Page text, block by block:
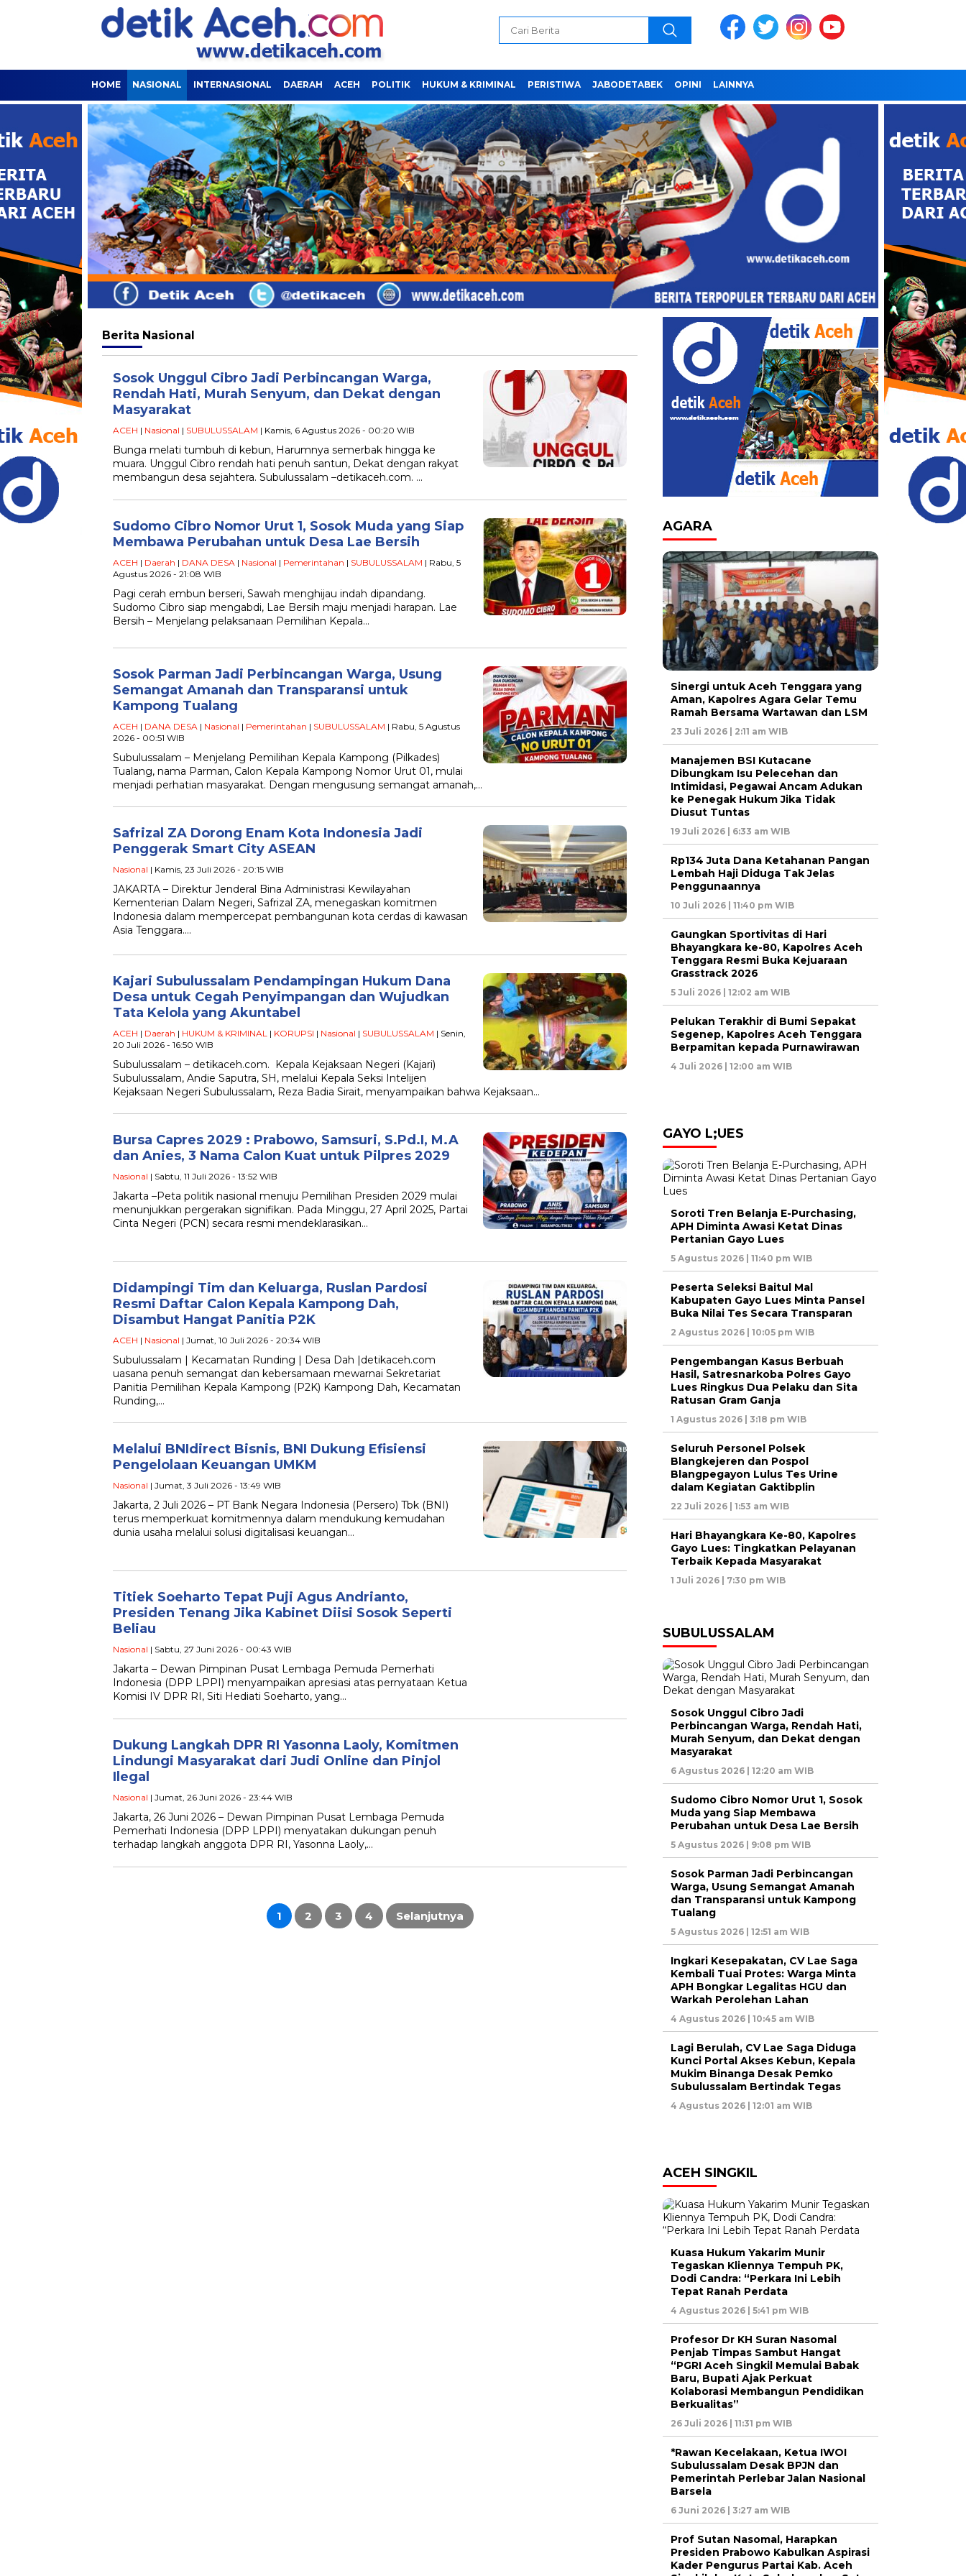
HOME NASIONAL INTERNASIONAL DAERAH ACEH POLITIK HUKUM & KRIMINAL PERISTIWA JABODETABEK OPINI LAINNYA
Berita Nasional
Sosok Unggul Cibro Jadi Perbincangan Warga,
Rendah Hati, Murah Senyum, dan Dekat dengan
Masyarakat
ACEH | Nasional | SUBULUSSALAM | Kamis, 6 Agustus 2026 - 00:20 WIB
Bunga melati tumbuh di kebun, Harumnya semerbak hingga ke
muara. Unggul Cibro rendah hati penuh santun, Dekat dengan rakyat
membangun desa sejahtera. Subulussalam –detikaceh.com. …
Sudomo Cibro Nomor Urut 1, Sosok Muda yang Siap
Membawa Perubahan untuk Desa Lae Bersih
ACEH | Daerah | DANA DESA | Nasional | Pemerintahan | SUBULUSSALAM | Rabu, 5
Agustus 2026 - 21:08 WIB
Pagi cerah embun berseri, Sawah menghijau indah dipandang.
Sudomo Cibro siap mengabdi, Lae Bersih maju menjadi harapan. Lae
Bersih – Menjelang pelaksanaan Pemilihan Kepala…
Sosok Parman Jadi Perbincangan Warga, Usung
Semangat Amanah dan Transparansi untuk
Kampong Tualang
ACEH | DANA DESA | Nasional | Pemerintahan | SUBULUSSALAM | Rabu, 5 Agustus
2026 - 00:51 WIB
Subulussalam – Menjelang Pemilihan Kepala Kampong (Pilkades)
Tualang, nama Parman, Calon Kepala Kampong Nomor Urut 01, mulai
menjadi perhatian masyarakat. Dengan mengusung semangat amanah,…
Safrizal ZA Dorong Enam Kota Indonesia Jadi
Penggerak Smart City ASEAN
Nasional | Kamis, 23 Juli 2026 - 20:15 WIB
JAKARTA – Direktur Jenderal Bina Administrasi Kewilayahan
Kementerian Dalam Negeri, Safrizal ZA, menegaskan komitmen
Indonesia dalam mempercepat pembangunan kota cerdas di kawasan
Asia Tenggara….
Kajari Subulussalam Pendampingan Hukum Dana
Desa untuk Cegah Penyimpangan dan Wujudkan
Tata Kelola yang Akuntabel
ACEH | Daerah | HUKUM & KRIMINAL | KORUPSI | Nasional | SUBULUSSALAM | Senin,
20 Juli 2026 - 16:50 WIB
Subulussalam – detikaceh.com. Kepala Kejaksaan Negeri (Kajari)
Subulussalam, Andie Saputra, SH, melalui Kepala Seksi Intelijen
Kejaksaan Negeri Subulussalam, Reza Badia Sirait, menyampaikan bahwa Kejaksaan…
Bursa Capres 2029 : Prabowo, Samsuri, S.Pd.I, M.A
dan Anies, 3 Nama Calon Kuat untuk Pilpres 2029
Nasional | Sabtu, 11 Juli 2026 - 13:52 WIB
Jakarta –Peta politik nasional menuju Pemilihan Presiden 2029 mulai
menunjukkan pergerakan signifikan. Pada Minggu, 27 April 2025, Partai
Cinta Negeri (PCN) secara resmi mendeklarasikan…
Didampingi Tim dan Keluarga, Ruslan Pardosi
Resmi Daftar Calon Kepala Kampong Dah,
Disambut Hangat Panitia P2K
ACEH | Nasional | Jumat, 10 Juli 2026 - 20:34 WIB
Subulussalam | Kecamatan Runding | Desa Dah |detikaceh.com
uasana penuh semangat dan kebersamaan mewarnai Sekretariat
Panitia Pemilihan Kepala Kampong (P2K) Kampong Dah, Kecamatan
Runding,…
Melalui BNIdirect Bisnis, BNI Dukung Efisiensi
Pengelolaan Keuangan UMKM
Nasional | Jumat, 3 Juli 2026 - 13:49 WIB
Jakarta, 2 Juli 2026 – PT Bank Negara Indonesia (Persero) Tbk (BNI)
terus memperkuat komitmennya dalam mendukung kemudahan
dunia usaha melalui solusi digitalisasi keuangan…
Titiek Soeharto Tepat Puji Agus Andrianto,
Presiden Tenang Jika Kabinet Diisi Sosok Seperti
Beliau
Nasional | Sabtu, 27 Juni 2026 - 00:43 WIB
Jakarta – Dewan Pimpinan Pusat Lembaga Pemuda Pemerhati
Indonesia (DPP LPPI) menyampaikan apresiasi atas pernyataan Ketua
Komisi IV DPR RI, Siti Hediati Soeharto, yang…
Dukung Langkah DPR RI Yasonna Laoly, Komitmen
Lindungi Masyarakat dari Judi Online dan Pinjol
Ilegal
Nasional | Jumat, 26 Juni 2026 - 23:44 WIB
Jakarta, 26 Juni 2026 – Dewan Pimpinan Pusat Lembaga Pemuda
Pemerhati Indonesia (DPP LPPI) menyatakan dukungan penuh
terhadap langkah anggota DPR RI, Yasonna Laoly,…
1 2 3 4 Selanjutnya
AGARA
Sinergi untuk Aceh Tenggara yang
Aman, Kapolres Agara Gelar Temu
Ramah Bersama Wartawan dan LSM
23 Juli 2026 | 2:11 am WIB
Manajemen BSI Kutacane
Dibungkam Isu Pelecehan dan
Intimidasi, Pegawai Ancam Adukan
ke Penegak Hukum Jika Tidak
Diusut Tuntas
19 Juli 2026 | 6:33 am WIB
Rp134 Juta Dana Ketahanan Pangan
Lembah Haji Diduga Tak Jelas
Penggunaannya
10 Juli 2026 | 11:40 pm WIB
Gaungkan Sportivitas di Hari
Bhayangkara ke-80, Kapolres Aceh
Tenggara Resmi Buka Kejuaraan
Grasstrack 2026
5 Juli 2026 | 12:02 am WIB
Pelukan Terakhir di Bumi Sepakat
Segenep, Kapolres Aceh Tenggara
Berpamitan kepada Purnawirawan
4 Juli 2026 | 12:00 am WIB
GAYO L;UES
Soroti Tren Belanja E-Purchasing,
APH Diminta Awasi Ketat Dinas
Pertanian Gayo Lues
5 Agustus 2026 | 11:40 pm WIB
Peserta Seleksi Baitul Mal
Kabupaten Gayo Lues Minta Pansel
Buka Nilai Tes Secara Transparan
2 Agustus 2026 | 10:05 pm WIB
Pengembangan Kasus Berbuah
Hasil, Satresnarkoba Polres Gayo
Lues Ringkus Dua Pelaku dan Sita
Ratusan Gram Ganja
1 Agustus 2026 | 3:18 pm WIB
Seluruh Personel Polsek
Blangkejeren dan Pospol
Blangpegayon Lulus Tes Urine
dalam Kegiatan Gaktibplin
22 Juli 2026 | 1:53 am WIB
Hari Bhayangkara Ke-80, Kapolres
Gayo Lues: Tingkatkan Pelayanan
Terbaik Kepada Masyarakat
1 Juli 2026 | 7:30 pm WIB
SUBULUSSALAM
Sosok Unggul Cibro Jadi
Perbincangan Warga, Rendah Hati,
Murah Senyum, dan Dekat dengan
Masyarakat
6 Agustus 2026 | 12:20 am WIB
Sudomo Cibro Nomor Urut 1, Sosok
Muda yang Siap Membawa
Perubahan untuk Desa Lae Bersih
5 Agustus 2026 | 9:08 pm WIB
Sosok Parman Jadi Perbincangan
Warga, Usung Semangat Amanah
dan Transparansi untuk Kampong
Tualang
5 Agustus 2026 | 12:51 am WIB
Ingkari Kesepakatan, CV Lae Saga
Kembali Tuai Protes: Warga Minta
APH Bongkar Legalitas HGU dan
Warkah Perolehan Lahan
4 Agustus 2026 | 10:45 am WIB
Lagi Berulah, CV Lae Saga Diduga
Kunci Portal Akses Kebun, Kepala
Mukim Binanga Desak Pemko
Subulussalam Bertindak Tegas
4 Agustus 2026 | 12:01 am WIB
ACEH SINGKIL
Kuasa Hukum Yakarim Munir
Tegaskan Kliennya Tempuh PK,
Dodi Candra: “Perkara Ini Lebih
Tepat Ranah Perdata
4 Agustus 2026 | 5:41 pm WIB
Profesor Dr KH Suran Nasomal
Penjab Timpas Sambut Hangat
“PGRI Aceh Singkil Memulai Babak
Baru, Bupati Ajak Perkuat
Kolaborasi Membangun Pendidikan
Berkualitas”
26 Juli 2026 | 11:31 pm WIB
*Rawan Kecelakaan, Ketua IWOI
Subulussalam Desak BPJN dan
Pemerintah Perlebar Jalan Nasional
Barsela
6 Juni 2026 | 3:27 am WIB
Prof Sutan Nasomal, Harapkan
Presiden Prabowo Kabulkan Aspirasi
Kader Pengurus Partai Kab. Aceh